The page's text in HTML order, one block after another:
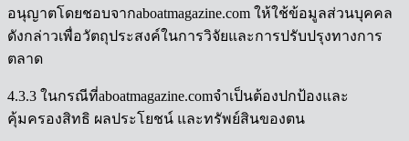
อนุญาตโดยชอบจากaboatmagazine.com ให้ใช้ข้อมูลส่วนบุคคล
ดังกล่าวเพื่อวัตถุประสงค์ในการวิจัยและการปรับปรุงทางการ
ตลาด
4.3.3 ในกรณีที่aboatmagazine.comจำเป็นต้องปกป้องและ
คุ้มครองสิทธิ ผลประโยชน์ และทรัพย์สินของตน